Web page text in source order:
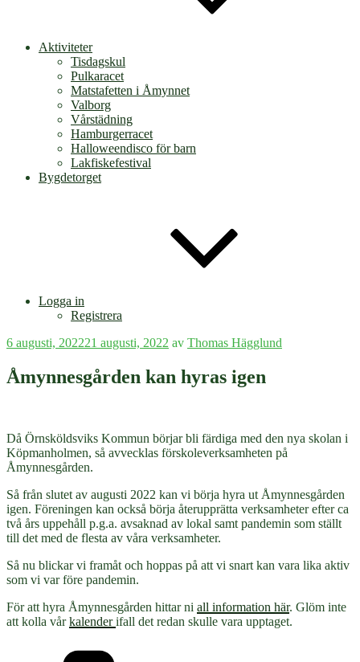
Aktiviteter
Tisdagskul
Pulkaracet
Matstafetten i Åmynnet
Valborg
Vårstädning
Hamburgerracet
Halloweendisco för barn
Lakfiskefestival
Bygdetorget
Logga in
Registrera
Publicerat
6 augusti, 202221 augusti, 2022 av Thomas Hägglund
Åmynnesgården kan hyras igen
Då Örnsköldsviks Kommun börjar bli färdiga med den nya skolan i
Köpmanholmen, så avvecklas förskoleverksamheten på
Åmynnesgården.
Så från slutet av augusti 2022 kan vi börja hyra ut Åmynnesgården
igen. Föreningen kan också börja återupprätta verksamheter efter ca
två års uppehåll p.g.a. avsaknad av lokal samt pandemin som ställt
till det med de flesta av våra verksamheter.
Så nu blickar vi framåt och hoppas på att vi snart kan vara lika aktiv
som vi var före pandemin.
För att hyra Åmynnesgården hittar ni all information här. Glöm inte
att kolla vårkalenderifall det redan skulle vara upptaget.